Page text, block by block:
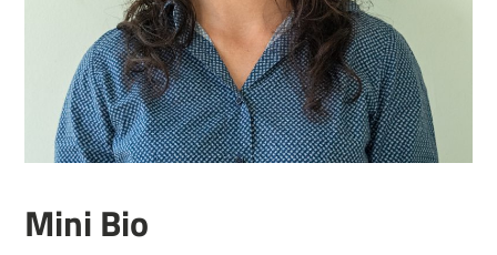
Mini Bio
Email
Deixe uma mensagem